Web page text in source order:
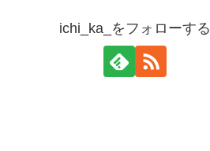
ichi_ka_をフォローする